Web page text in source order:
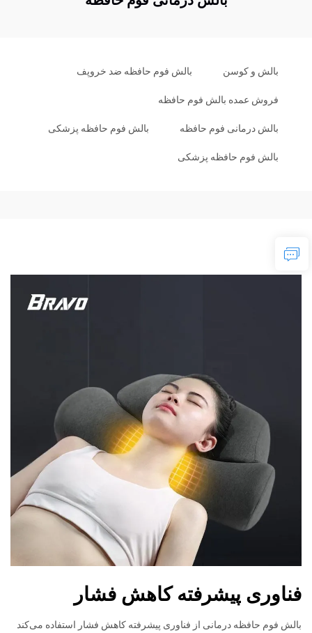
بالش و کوسن بالش فوم حافظه ضد خروپف
فروش عمده بالش فوم حافظه
بالش درمانی فوم حافظه بالش فوم حافظه پزشکی
بالش فوم حافظه پزشکی
فناوری پیشرفته کاهش فشار
بالش فوم حافظه درمانی از فناوری پیشرفته کاهش فشار استفاده می‌کند